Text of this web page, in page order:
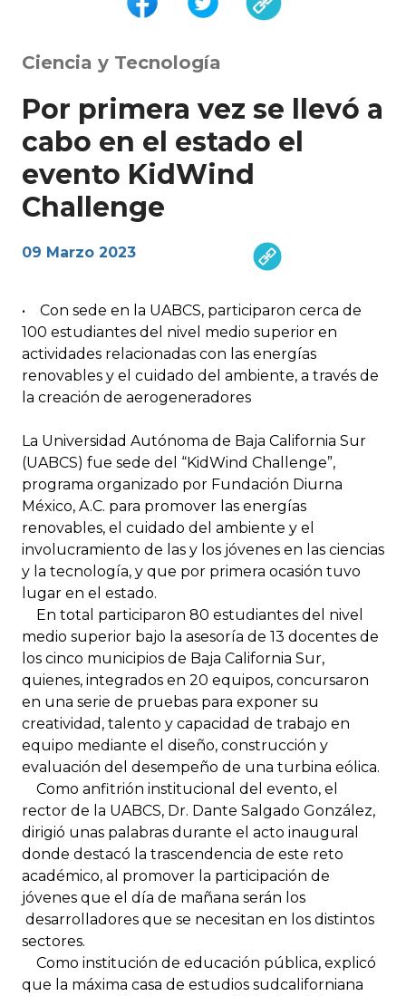
Ciencia y Tecnología
Por primera vez se llevó a
cabo en el estado el
evento KidWind
Challenge
09 Marzo 2023
• Con sede en la UABCS, participaron cerca de
100 estudiantes del nivel medio superior en
actividades relacionadas con las energías
renovables y el cuidado del ambiente, a través de
la creación de aerogeneradores
La Universidad Autónoma de Baja California Sur
(UABCS) fue sede del “KidWind Challenge”,
programa organizado por Fundación Diurna
México, A.C. para promover las energías
renovables, el cuidado del ambiente y el
involucramiento de las y los jóvenes en las ciencias
y la tecnología, y que por primera ocasión tuvo
lugar en el estado.
En total participaron 80 estudiantes del nivel
medio superior bajo la asesoría de 13 docentes de
los cinco municipios de Baja California Sur,
quienes, integrados en 20 equipos, concursaron
en una serie de pruebas para exponer su
creatividad, talento y capacidad de trabajo en
equipo mediante el diseño, construcción y
evaluación del desempeño de una turbina eólica.
Como anfitrión institucional del evento, el
rector de la UABCS, Dr. Dante Salgado González,
dirigió unas palabras durante el acto inaugural
donde destacó la trascendencia de este reto
académico, al promover la participación de
jóvenes que el día de mañana serán los
desarrolladores que se necesitan en los distintos
sectores.
Como institución de educación pública, explicó
que la máxima casa de estudios sudcaliforniana